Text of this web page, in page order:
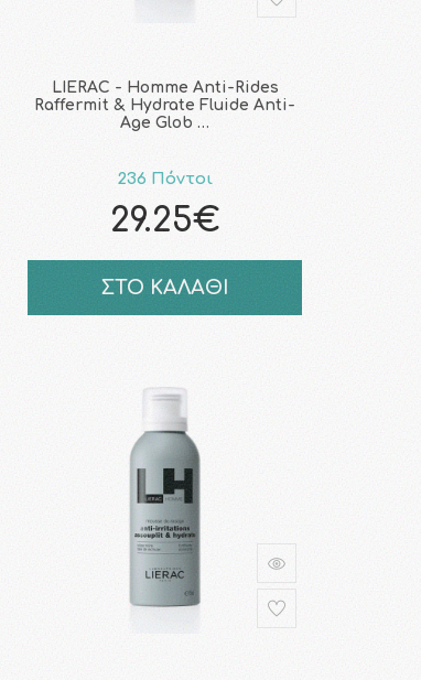
LIERAC - Homme Anti-Rides
Raffermit & Hydrate Fluide Anti-
Age Glob …
236 Πόντοι
29.25€
ΣΤΟ ΚΑΛΑΘΙ